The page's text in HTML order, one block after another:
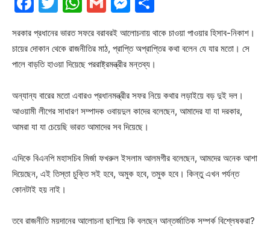
সরকার প্রধানের ভারত সফরে বরাবরই আলোচনায় থাকে চাওয়া পাওয়ার হিসাব-নিকাশ।
চায়ের দোকান থেকে রাজনীতির মাঠ, প্রাপ্তি অপ্রাপ্তির কথা বলেন যে যার মতো। সে
পালে বাড়তি হাওয়া দিয়েছে পররাষ্ট্রমন্ত্রীর মন্তব্য।
অন্যান্য বারের মতো এবারও প্রধানমন্ত্রীর সফর নিয়ে কথার লড়াইয়ে বড় দুই দল।
আওয়ামী লীগের সাধারণ সম্পাদক ওবায়দুল কাদের বলেছেন, আমাদের যা যা দরকার,
আমরা যা যা চেয়েছি ভারত আমাদের সব দিয়েছে।
এদিকে বিএনপি মহাসচিব মির্জা ফখরুল ইসলাম আলমগীর বলেছেন, আমদের অনেক আশা
দিয়েছেন, এই তিস্তা চুক্তি সই হবে, অমুক হবে, তমুক হবে। কিন্তু এখন পর্যন্ত
কোনটাই হয় নাই।
তবে রাজনীতি ময়দানের আলোচনা ছাপিয়ে কি বলছেন আন্তর্জাতিক সম্পর্ক বিশ্লেষকরা?